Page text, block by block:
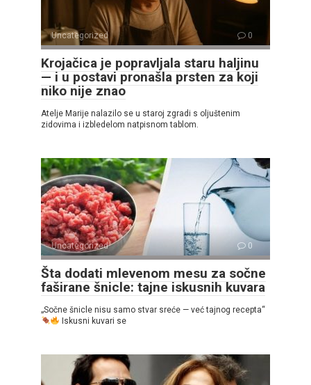
Uncategorized 0
Krojačica je popravljala staru haljinu
— i u postavi pronašla prsten za koji
niko nije znao
Atelje Marije nalazilo se u staroj zgradi s oljuštenim
zidovima i izbledelom natpisnom tablom.
Uncategorized 0
Šta dodati mlevenom mesu za sočne
faširane šnicle: tajne iskusnih kuvara
„Sočne šnicle nisu samo stvar sreće — već tajnog recepta“
Iskusni kuvari se